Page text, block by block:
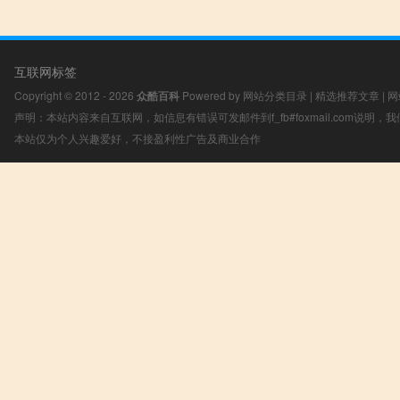
互联网标签
Copyright © 2012 - 2026 众酷百科 Powered by 网站分类目录 | 精选推荐文章 |
声明：本站内容来自互联网，如信息有错误可发邮件到f_fb#foxmail.com说明，
本站仅为个人兴趣爱好，不接盈利性广告及商业合作